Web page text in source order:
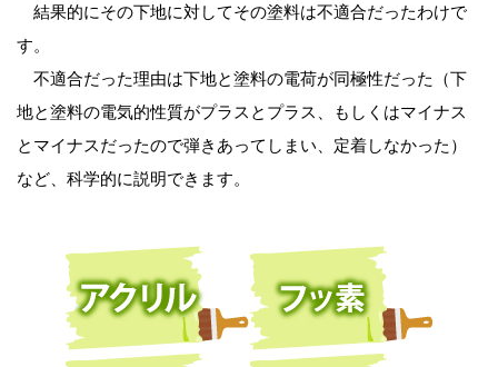
結果的にその下地に対してその塗料は不適合だったわけで
す。
不適合だった理由は下地と塗料の電荷が同極性だった（下
地と塗料の電気的性質がプラスとプラス、もしくはマイナス
とマイナスだったので弾きあってしまい、定着しなかった）
など、科学的に説明できます。